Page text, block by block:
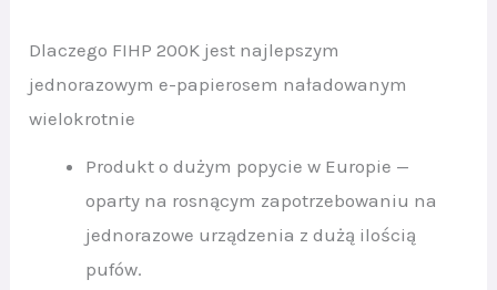
Dlaczego FIHP 200K jest najlepszym
jednorazowym e-papierosem naładowanym
wielokrotnie
Produkt o dużym popycie w Europie —
oparty na rosnącym zapotrzebowaniu na
jednorazowe urządzenia z dużą ilością
pufów.